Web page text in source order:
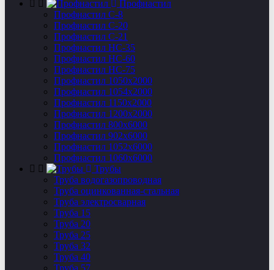
Профнастил
Профнастил C-8
Профнастил С-20
Профнастил C-21
Профнастил НС-35
Профнастил НС-60
Профнастил НС-75
Профнастил 1050х2000
Профнастил 1054х2000
Профнастил 1150х2000
Профнастил 1200х2000
Профнастил 800х6000
Профнастил 902х6000
Профнастил 1052х6000
Профнастил 1060х6000
Трубы
Труба водогазопроводная
Труба оцинкованная-стальная
Труба электросварная
Труба 15
Труба 20
Труба 25
Труба 32
Труба 40
Труба 57